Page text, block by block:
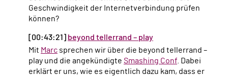
Geschwindigkeit der Internetverbindung prüfen
können?
[00:43:21] beyond tellerrand – play
Mit Marc sprechen wir über die beyond tellerrand –
play und die angekündigte Smashing Conf . Dabei
erklärt er uns, wie es eigentlich dazu kam, dass er